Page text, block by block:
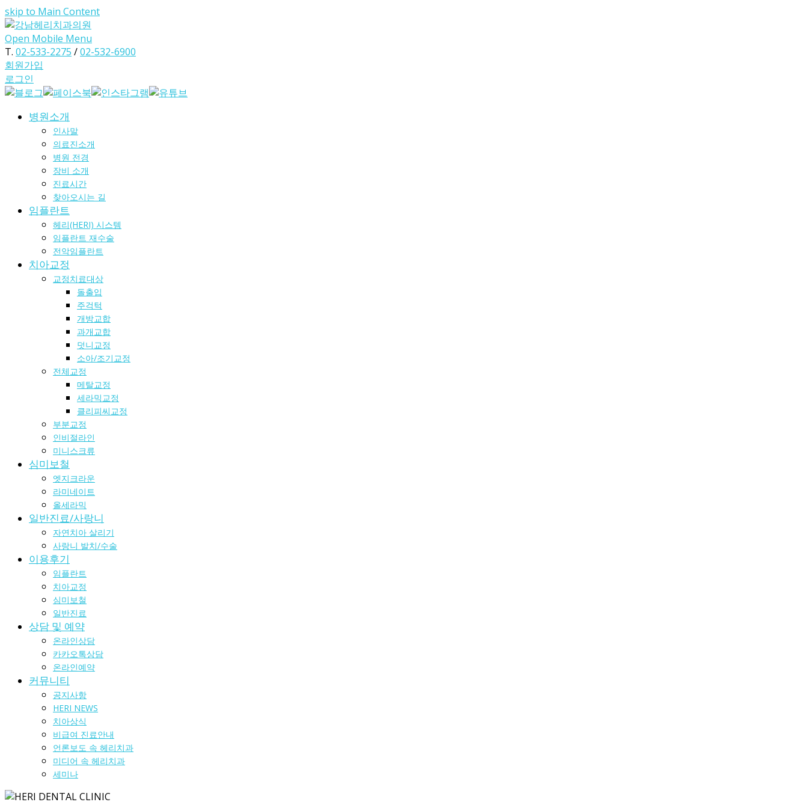
skip to Main Content
Open Mobile Menu
T. 02-533-2275 /02-532-6900
회원가입
로그인
병원소개
인사말
의료진소개
병원 전경
장비 소개
진료시간
찾아오시는 길
임플란트
헤리(HERI) 시스템
임플란트 재수술
전악임플란트
치아교정
교정치료대상
돌출입
주걱턱
개방교합
과개교합
덧니교정
소아/조기교정
전체교정
메탈교정
세라믹교정
클리피씨교정
부분교정
인비절라인
미니스크류
심미보철
엣지크라운
라미네이트
올세라믹
일반진료/사랑니
자연치아 살리기
사랑니 발치/수술
이용후기
임플란트
치아교정
심미보철
일반진료
상담 및 예약
온라인상담
카카오톡상담
온라인예약
커뮤니티
공지사항
HERI NEWS
치아상식
비급여 진료안내
언론보도 속 헤리치과
미디어 속 헤리치과
세미나